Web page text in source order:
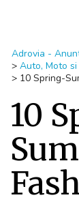
Adrovia -
> Auto, Moto
> 10 Spring-
10